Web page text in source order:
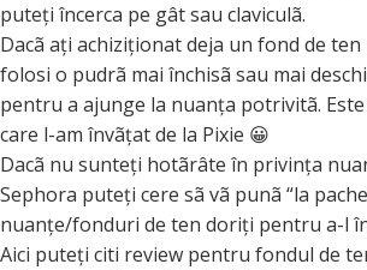
puteţi încerca pe gât sau claviculã.
Dacã aţi achiziţionat deja un fond de
folosi o pudrã mai închisã sau mai
pentru a ajunge la nuanţa potrivitã.
care l-am învãţat de la Pixie 😀
Dacã nu sunteţi hotãrâte în privinţa
Sephora puteţi cere sã vã punã “la
nuanţe/fonduri de ten doriţi pentru a-l
Aici puteţi citi review pentru fondul de